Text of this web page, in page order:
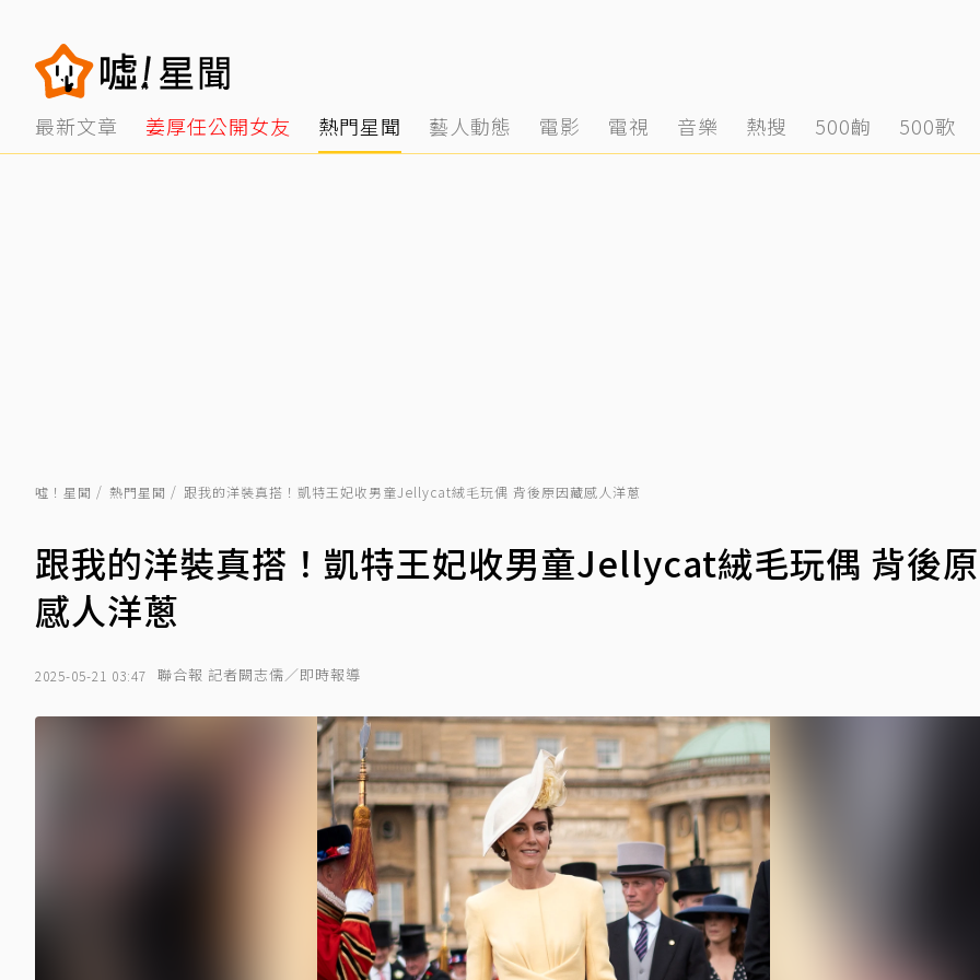
最新文章 姜厚任公開女友 熱門星聞 藝人動態 電影 電視 音樂 熱搜 500齣 500歌
噓！星聞 熱門星聞 跟我的洋裝真搭！凱特王妃收男童Jellycat絨毛玩偶 背後原因藏感人洋蔥
跟我的洋裝真搭！凱特王妃收男童Jellycat絨毛玩偶 背後
感人洋蔥
2025-05-21 03:47 聯合報 記者闕志儒／即時報導